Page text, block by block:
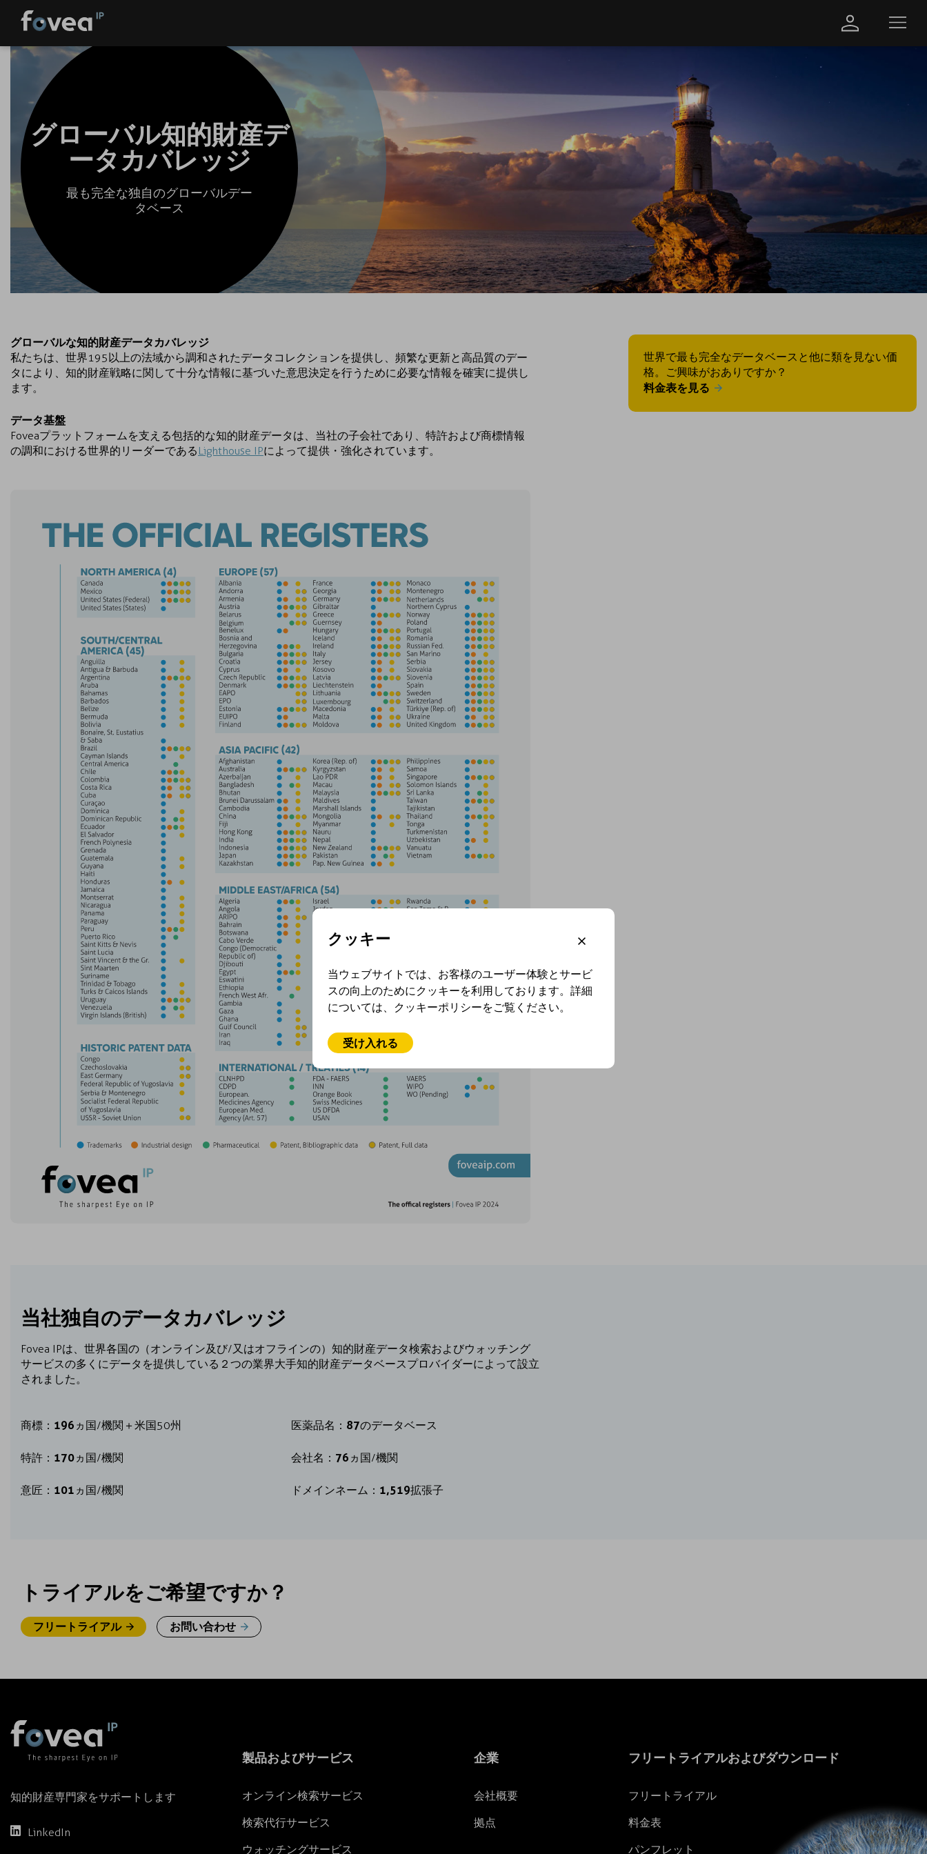
Skip
グローバル知的財産デ
ータカバレッジ
最も完全な独自のグローバルデー
タベース
グローバルな知的財産データカバレッジ
私たちは、世界195以上の法域から調和されたデータコレクションを提供し、頻繁な更新と高品質のデー
タにより、知的財産戦略に関して十分な情報に基づいた意思決定を行うために必要な情報を確実に提供し
ます。
データ基盤
Foveaプラットフォームを支える包括的な知的財産データは、当社の子会社であり、特許および商標情報
の調和における世界的リーダーである Lighthouse IPによって提供・強化されています。
世界で最も完全なデータベースと他に類を見ない価
格。ご興味がおありですか？
料金表を見る
当社独自のデータカバレッジ
Fovea IPは、世界各国の（オンライン及び/又はオフラインの）知的財産データ検索およびウォッチング
サービスの多くにデータを提供している２つの業界大手知的財産データベースプロバイダーによって設立
されました。
商標： 196 ヵ国/機関＋米国50州
特許： 170ヵ国/機関
意匠： 101 ヵ国/機関
医薬品名： 87のデータベース
会社名： 76 ヵ国/機関
ドメインネーム： 1,519拡張子
トライアルをご希望ですか？
フリートライアル お問い合わせ
知的財産専門家をサポートします
LinkedIn
製品およびサービス
オンライン検索サービス
検索代行サービス
ウォッチングサービス
企業
会社概要
拠点
フリートライアルおよびダウンロード
フリートライアル
料金表
パンフレット
クッキー
当ウェブサイトでは、お客様のユーザー体験とサービ
スの向上のためにクッキーを利用しております。詳細
については、クッキーポリシーをご覧ください。
受け入れる